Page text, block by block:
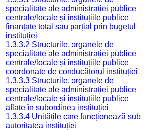
specialitate ale administrației publice
centrale/locale și instituțiile publice
finanțate total sau parțial prin bugetul
instituției
1.3.3.2 Structurile, organele de
specialitate ale administrației publice
centrale/locale și instituțiile publice
coordonate de conducătorul instituției
1.3.3.3 Structurile, organele de
specialitate ale administrației publice
centrale/locale și instituțiile publice
aflate în subordinea instituției
1.3.3.4 Unitățile care funcționează sub
autoritatea instituției